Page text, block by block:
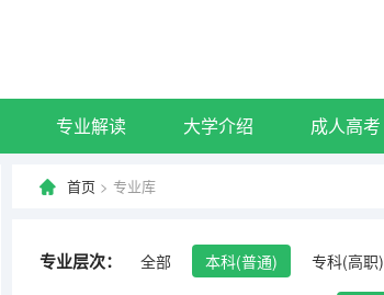
专业解读 大学介绍 成人高考
首页 > 专业库
专业层次： 全部 本科(普通) 专科(高职)